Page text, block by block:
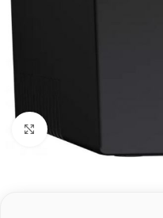
Клацніть, щоб збільшити